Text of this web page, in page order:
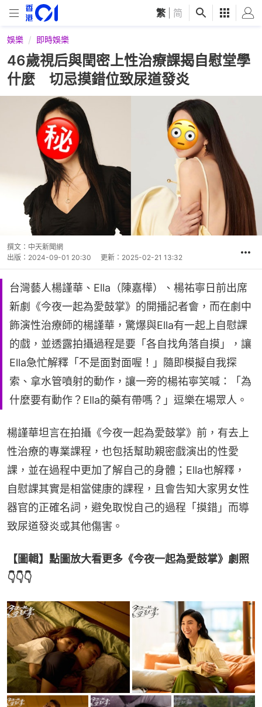
繁 简
娛樂 即時娛樂
46歲視后與閏密上性治療課揭自慰堂學
什麼 切忌摸錯位致尿道發炎
撰文： 中天新聞網
出版： 2024-09-01 20:30 更新： 2025-02-21 13:32
台灣藝人楊謹華、Ella（陳嘉樺）、楊祐寧日前出席
新劇《今夜一起為愛鼓掌》的開播記者會，而在劇中
飾演性治療師的楊謹華，驚爆與Ella有一起上自慰課
的戲，並透露拍攝過程是要「各自找角落自摸」，讓
Ella急忙解釋「不是面對面喔！」隨即模擬自我探
索、拿水管噴射的動作，讓一旁的楊祐寧笑喊：「為
什麼要有動作？Ella的藥有帶嗎？」逗樂在場眾人。
楊謹華坦言在拍攝《今夜一起為愛鼓掌》前，有去上
性治療的專業課程，也包括幫助親密戲演出的性愛
課，並在過程中更加了解自己的身體；Ella也解釋，
自慰課其實是相當健康的課程，且會告知大家男女性
器官的正確名詞，避免取悅自己的過程「摸錯」而導
致尿道發炎或其他傷害。
【圖輯】點圖放大看更多《今夜一起為愛鼓掌》劇照
👇👇👇